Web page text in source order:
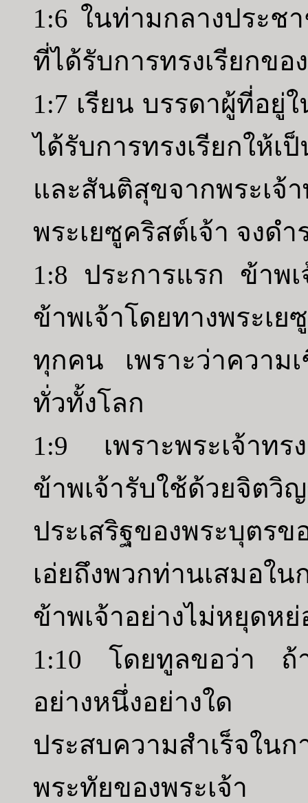
1:6 ในท่ามกลางประช
ที่ได้รับการทรงเรียกขอ
1:7 เรียน บรรดาผู้ที่อยู่
ได้รับการทรงเรียกใ
และสันติสุขจากพระเจ้
พระเยซูคริสต์เจ้า จงด
1:8 ประการแรก ข้าพ
ข้าพเจ้าโดยทางพระเ
ทุกคน เพราะว่าความ
ทั่วทั้งโลก
1:9 เพราะพระเจ้าท
ข้าพเจ้ารับใช้ด้วยจิตวิ
ประเสริฐของพระบุตร
เอ่ยถึงพวกท่านเสมอใ
ข้าพเจ้าอย่างไม่หยุดห
1:10 โดยทูลขอว่า ถ้
อย่างหนึ่งอย่างใด ข
ประสบความสำเร็จ
พระทัยของพระเจ้า